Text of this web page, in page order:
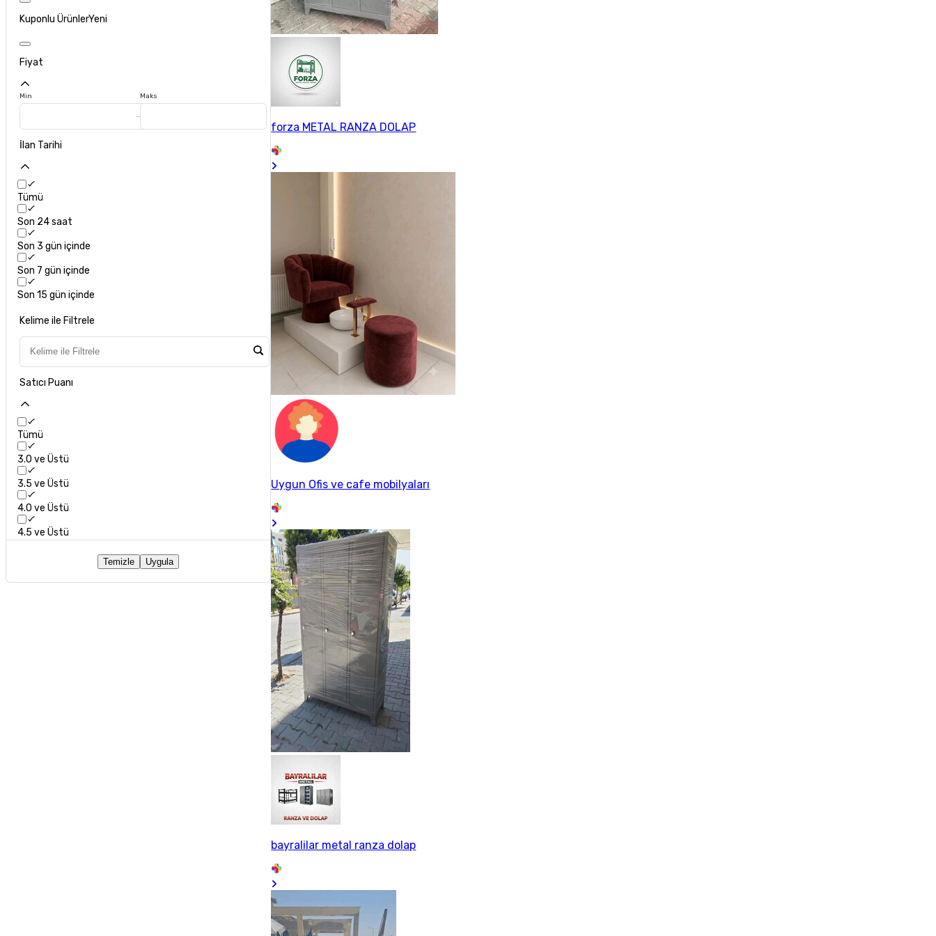
Kuponlu ÜrünlerYeni
Fiyat
Min Maks
İlan Tarihi
Tümü
Son 24 saat
Son 3 gün içinde
Son 7 gün içinde
Son 15 gün içinde
Kelime ile Filtrele
Satıcı Puanı
Tümü
3.0 ve Üstü
3.5 ve Üstü
4.0 ve Üstü
4.5 ve Üstü
Temizle Uygula
forza METAL RANZA DOLAP
Uygun Ofis ve cafe mobilyaları
bayralilar metal ranza dolap